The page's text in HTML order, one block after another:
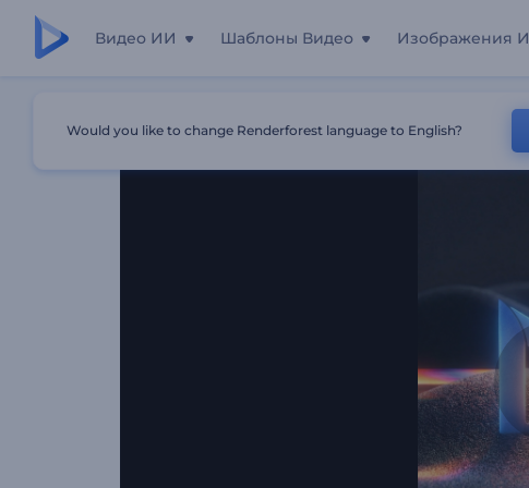
Видео ИИ Шаблоны Видео Изображения
Would you like to change Renderforest language to English?